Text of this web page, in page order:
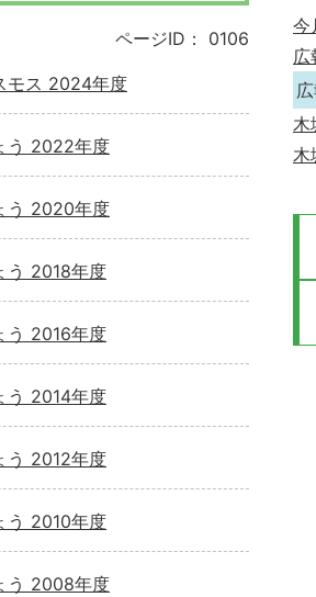
ページID： 0106
モス 2024年度
う 2022年度
う 2020年度
う 2018年度
う 2016年度
う 2014年度
う 2012年度
う 2010年度
う 2008年度
今
広
木
木